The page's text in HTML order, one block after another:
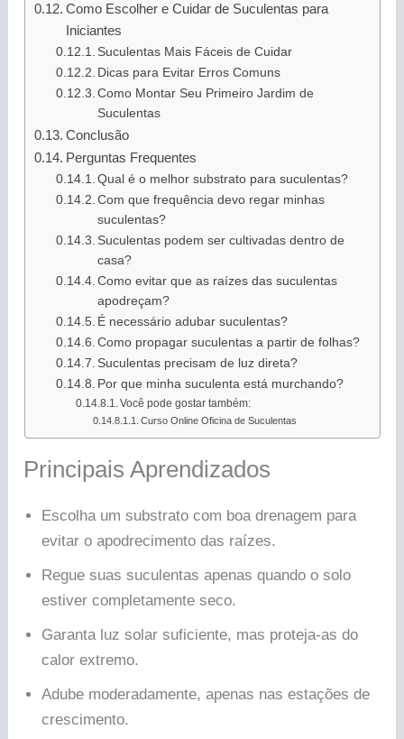
Como Escolher e Cuidar de Suculentas para
Iniciantes
Suculentas Mais Fáceis de Cuidar
Dicas para Evitar Erros Comuns
Como Montar Seu Primeiro Jardim de
Suculentas
Conclusão
Perguntas Frequentes
Qual é o melhor substrato para suculentas?
Com que frequência devo regar minhas
suculentas?
Suculentas podem ser cultivadas dentro de
casa?
Como evitar que as raízes das suculentas
apodreçam?
É necessário adubar suculentas?
Como propagar suculentas a partir de folhas?
Suculentas precisam de luz direta?
Por que minha suculenta está murchando?
Você pode gostar também:
Curso Online Oficina de Suculentas
Principais Aprendizados
Escolha um substrato com boa drenagem para
evitar o apodrecimento das raízes.
Regue suas suculentas apenas quando o solo
estiver completamente seco.
Garanta luz solar suficiente, mas proteja-as do
calor extremo.
Adube moderadamente, apenas nas estações de
crescimento.